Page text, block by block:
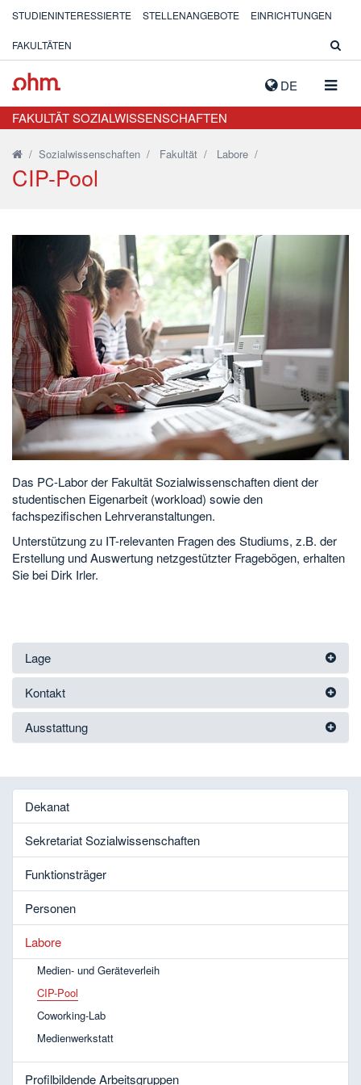
DE
STUDIENINTERESSIERTE STELLENANGEBOTE EINRICHTUNGEN
FAKULTÄTEN
FAKULTÄT SOZIALWISSENSCHAFTEN
/ Sozialwissenschaften / Fakultät / Labore /
CIP-Pool
Das PC-Labor der Fakultät Sozialwissenschaften dient der
studentischen Eigenarbeit (workload) sowie den
fachspezifischen Lehrveranstaltungen.
Unterstützung zu IT-relevanten Fragen des Studiums, z.B. der
Erstellung und Auswertung netzgestützter Fragebögen, erhalten
Sie bei Dirk Irler.
Lage
Kontakt
Ausstattung
Dekanat
Sekretariat Sozialwissenschaften
Funktionsträger
Personen
Labore
Medien- und Geräteverleih
CIP-Pool
Coworking-Lab
Medienwerkstatt
Profilbildende Arbeitsgruppen